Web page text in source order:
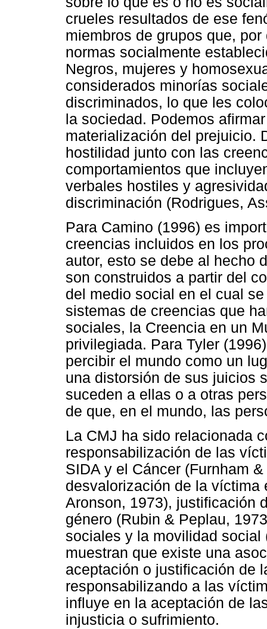
crueles resultados de ese
miembros de grupos que,
normas socialmente
Negros, mujeres y
considerados minorías
discriminados, lo que les
la sociedad. Podemos
materialización del prejuicio.
hostilidad junto con las
comportamientos que
verbales hostiles y
discriminación (Rodrigues,
Para Camino (1996) es
creencias incluidos en los
autor, esto se debe al hecho
son construidos a partir del
del medio social en el cual
sistemas de creencias que
sociales, la Creencia en un
privilegiada. Para Tyler
percibir el mundo como un
una distorsión de sus juicios
suceden a ellas o a otras
de que, en el mundo, las
La CMJ ha sido relacionada
responsabilización de las
SIDA y el Cáncer (Furnham
desvalorización de la víctima
Aronson, 1973), justificación
género (Rubin & Peplau,
sociales y la movilidad social
muestran que existe una
aceptación o justificación de
responsabilizando a las
influye en la aceptación de
injusticia o sufrimiento.